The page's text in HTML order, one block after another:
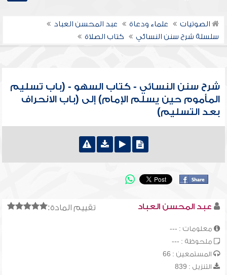
الصوتيات علماء ودعاة
عبد المحسن العباد
سلسلة شرح سنن النسائي
كتاب الصلاة
شرح سنن النسائي - كتاب السهو - (باب تسليم
المأموم حين يسلم الإمام) إلى (باب الانحراف
بعد التسليم)
تقييم المادة: عبد المحسن العباد
معلومات : ---
ملحوظة : ---
المستمعين : 66
التنزيل : 839